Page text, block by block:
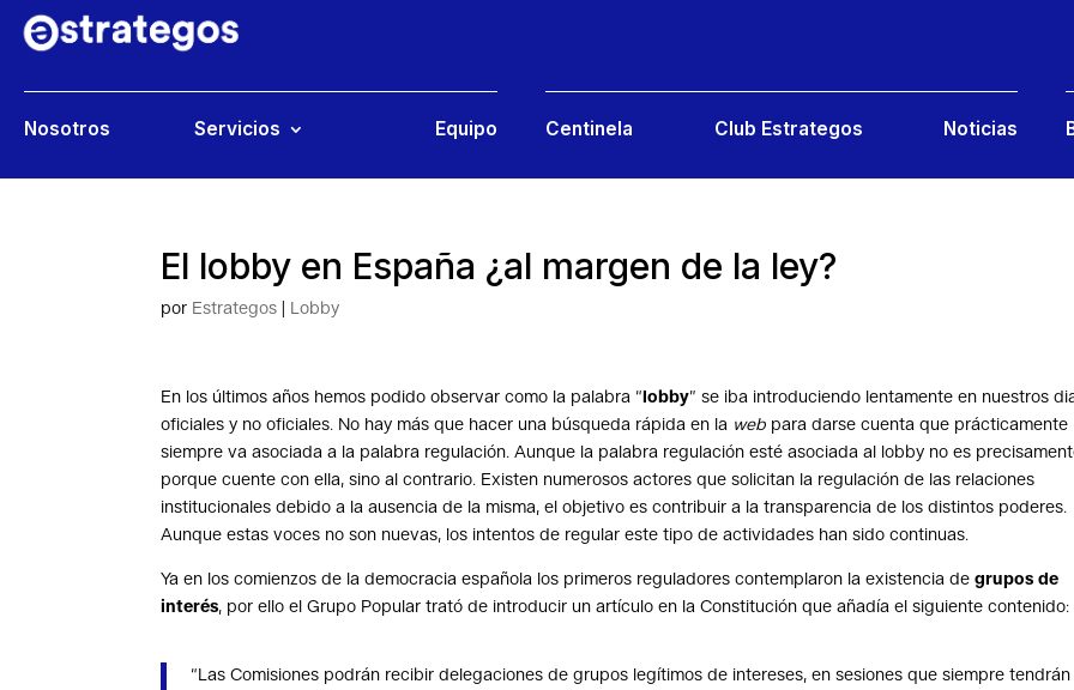
Nosotros Servicios Equipo Centinela Club Estrategos Noticias
El lobby en España ¿al margen de la ley?
por Estrategos Lobby
En los últimos años hemos podido observar como la palabra “lobby” se iba introduciendo lentamente en nuestros
oficiales y no oficiales. No hay más que hacer una búsqueda rápida en la web para darse cuenta que prácticamente
siempre va asociada a la palabra regulación. Aunque la palabra regulación esté asociada al lobby no es
porque cuente con ella, sino al contrario. Existen numerosos actores que solicitan la regulación de las relaciones
institucionales debido a la ausencia de la misma, el objetivo es contribuir a la transparencia de los distintos poderes.
Aunque estas voces no son nuevas, los intentos de regular este tipo de actividades han sido continuas.
Ya en los comienzos de la democracia española los primeros reguladores contemplaron la existencia degrupos de
interés, por ello el Grupo Popular trató de introducir un artículo en la Constitución que añadía el siguiente contenido:
“Las Comisiones podrán recibir delegaciones de grupos legítimos de intereses, en sesiones que siempre tendrán